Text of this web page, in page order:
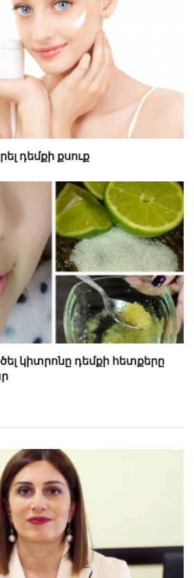
դեմքի քսուք
կիտրոնը դեմքի հետքերը